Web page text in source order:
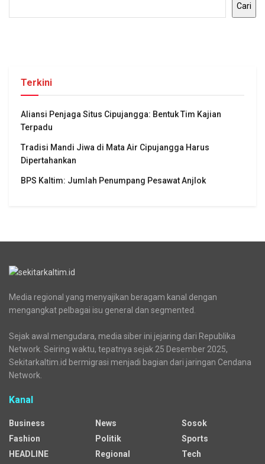
Cari
Terkini
Aliansi Penjaga Situs Cipujangga: Bentuk Tim Kajian
Terpadu
Tradisi Mandi Jiwa di Mata Air Cipujangga Harus
Dipertahankan
BPS Kaltim: Jumlah Penumpang Pesawat Anjlok
Media regional yang menyajikan beragam kanal dengan
mengangkat pelbagai isu general dan segmented.
Sejak awal mengudara, media siber ini jejaring dari Republika
Network. Seiring waktu, tepatnya sejak 25 Desember 2025,
Sekitarkaltim.id bermigrasi menjadi bagian dari jaringan Cendana
Network.
Kanal
Business
Fashion
HEADLINE
News
Politik
Regional
Sosok
Sports
Tech